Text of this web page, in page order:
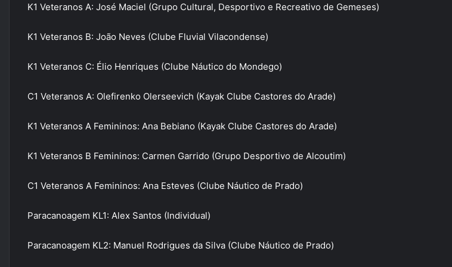
K1 Veteranos A: José Maciel (Grupo Cultural, Desportivo e Recreativo de Gemeses)
K1 Veteranos B: João Neves (Clube Fluvial Vilacondense)
K1 Veteranos C: Élio Henriques (Clube Náutico do Mondego)
C1 Veteranos A: Olefirenko Olerseevich (Kayak Clube Castores do Arade)
K1 Veteranos A Femininos: Ana Bebiano (Kayak Clube Castores do Arade)
K1 Veteranos B Femininos: Carmen Garrido (Grupo Desportivo de Alcoutim)
C1 Veteranos A Femininos: Ana Esteves (Clube Náutico de Prado)
Paracanoagem KL1: Alex Santos (Individual)
Paracanoagem KL2: Manuel Rodrigues da Silva (Clube Náutico de Prado)